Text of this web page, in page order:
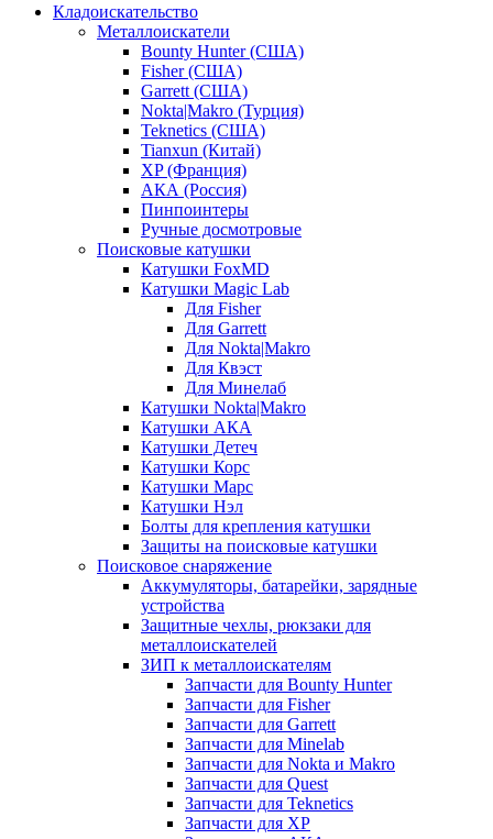
Кладоискательство
Металлоискатели
Bounty Hunter (США)
Fisher (США)
Garrett (США)
Nokta|Makro (Турция)
Teknetics (США)
Tianxun (Китай)
XP (Франция)
АКА (Россия)
Пинпоинтеры
Ручные досмотровые
Поисковые катушки
Катушки FoxMD
Катушки Magic Lab
Для Fisher
Для Garrett
Для Nokta|Makro
Для Квэст
Для Минелаб
Катушки Nokta|Makro
Катушки АКА
Катушки Детеч
Катушки Корс
Катушки Марс
Катушки Нэл
Болты для крепления катушки
Защиты на поисковые катушки
Поисковое снаряжение
Аккумуляторы, батарейки, зарядные
устройства
Защитные чехлы, рюкзаки для
металлоискателей
ЗИП к металлоискателям
Запчасти для Bounty Hunter
Запчасти для Fisher
Запчасти для Garrett
Запчасти для Minelab
Запчасти для Nokta и Makro
Запчасти для Quest
Запчасти для Teknetics
Запчасти для XP